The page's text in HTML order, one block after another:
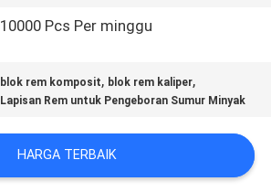
10000 Pcs Per minggu
blok rem komposit, blok rem kaliper,
Lapisan Rem untuk Pengeboran Sumur Minyak
HARGA TERBAIK